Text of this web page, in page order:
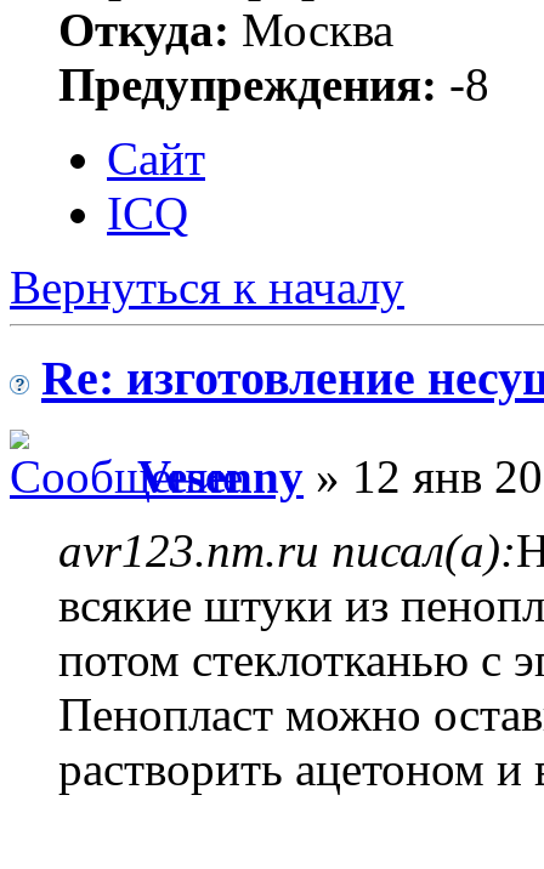
Откуда: Москва
Предупреждения: -8
Сайт
ICQ
Вернуться к началу
Re: изготовление
Vesenny » 12 янв
avr123.nm.ru писал(а):
всякие штуки из
потом стеклотканью с
Пенопласт можно
растворить ацетоном